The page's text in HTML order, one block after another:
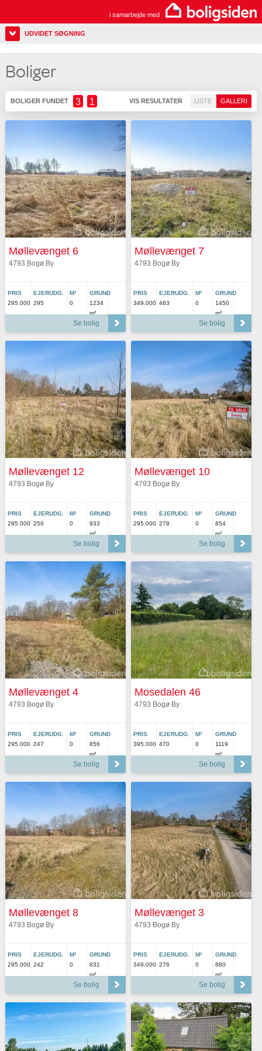
i samarbejde med
UDVIDET SØGNING
Boliger
BOLIGER FUNDET 3 1 VIS RESULTATER LISTE GALLERI
Møllevænget 6
4793 Bogø By
PRIS
295.000
EJERUDG.
295
M²
0
GRUND
1234
m²
Se bolig
Møllevænget 7
4793 Bogø By
PRIS
349.000
EJERUDG.
463
M²
0
GRUND
1450
m²
Se bolig
Møllevænget 12
4793 Bogø By
PRIS
295.000
EJERUDG.
256
M²
0
GRUND
933
m²
Se bolig
Møllevænget 10
4793 Bogø By
PRIS
295.000
EJERUDG.
278
M²
0
GRUND
854
m²
Se bolig
Møllevænget 4
4793 Bogø By
PRIS
295.000
EJERUDG.
247
M²
0
GRUND
856
m²
Se bolig
Mosedalen 46
4793 Bogø By
PRIS
395.000
EJERUDG.
470
M²
0
GRUND
1119
m²
Se bolig
Møllevænget 8
4793 Bogø By
PRIS
295.000
EJERUDG.
242
M²
0
GRUND
831
m²
Se bolig
Møllevænget 3
4793 Bogø By
PRIS
349.000
EJERUDG.
276
M²
0
GRUND
880
m²
Se bolig